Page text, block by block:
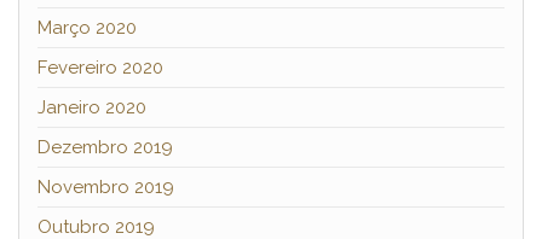
Março 2020
Fevereiro 2020
Janeiro 2020
Dezembro 2019
Novembro 2019
Outubro 2019